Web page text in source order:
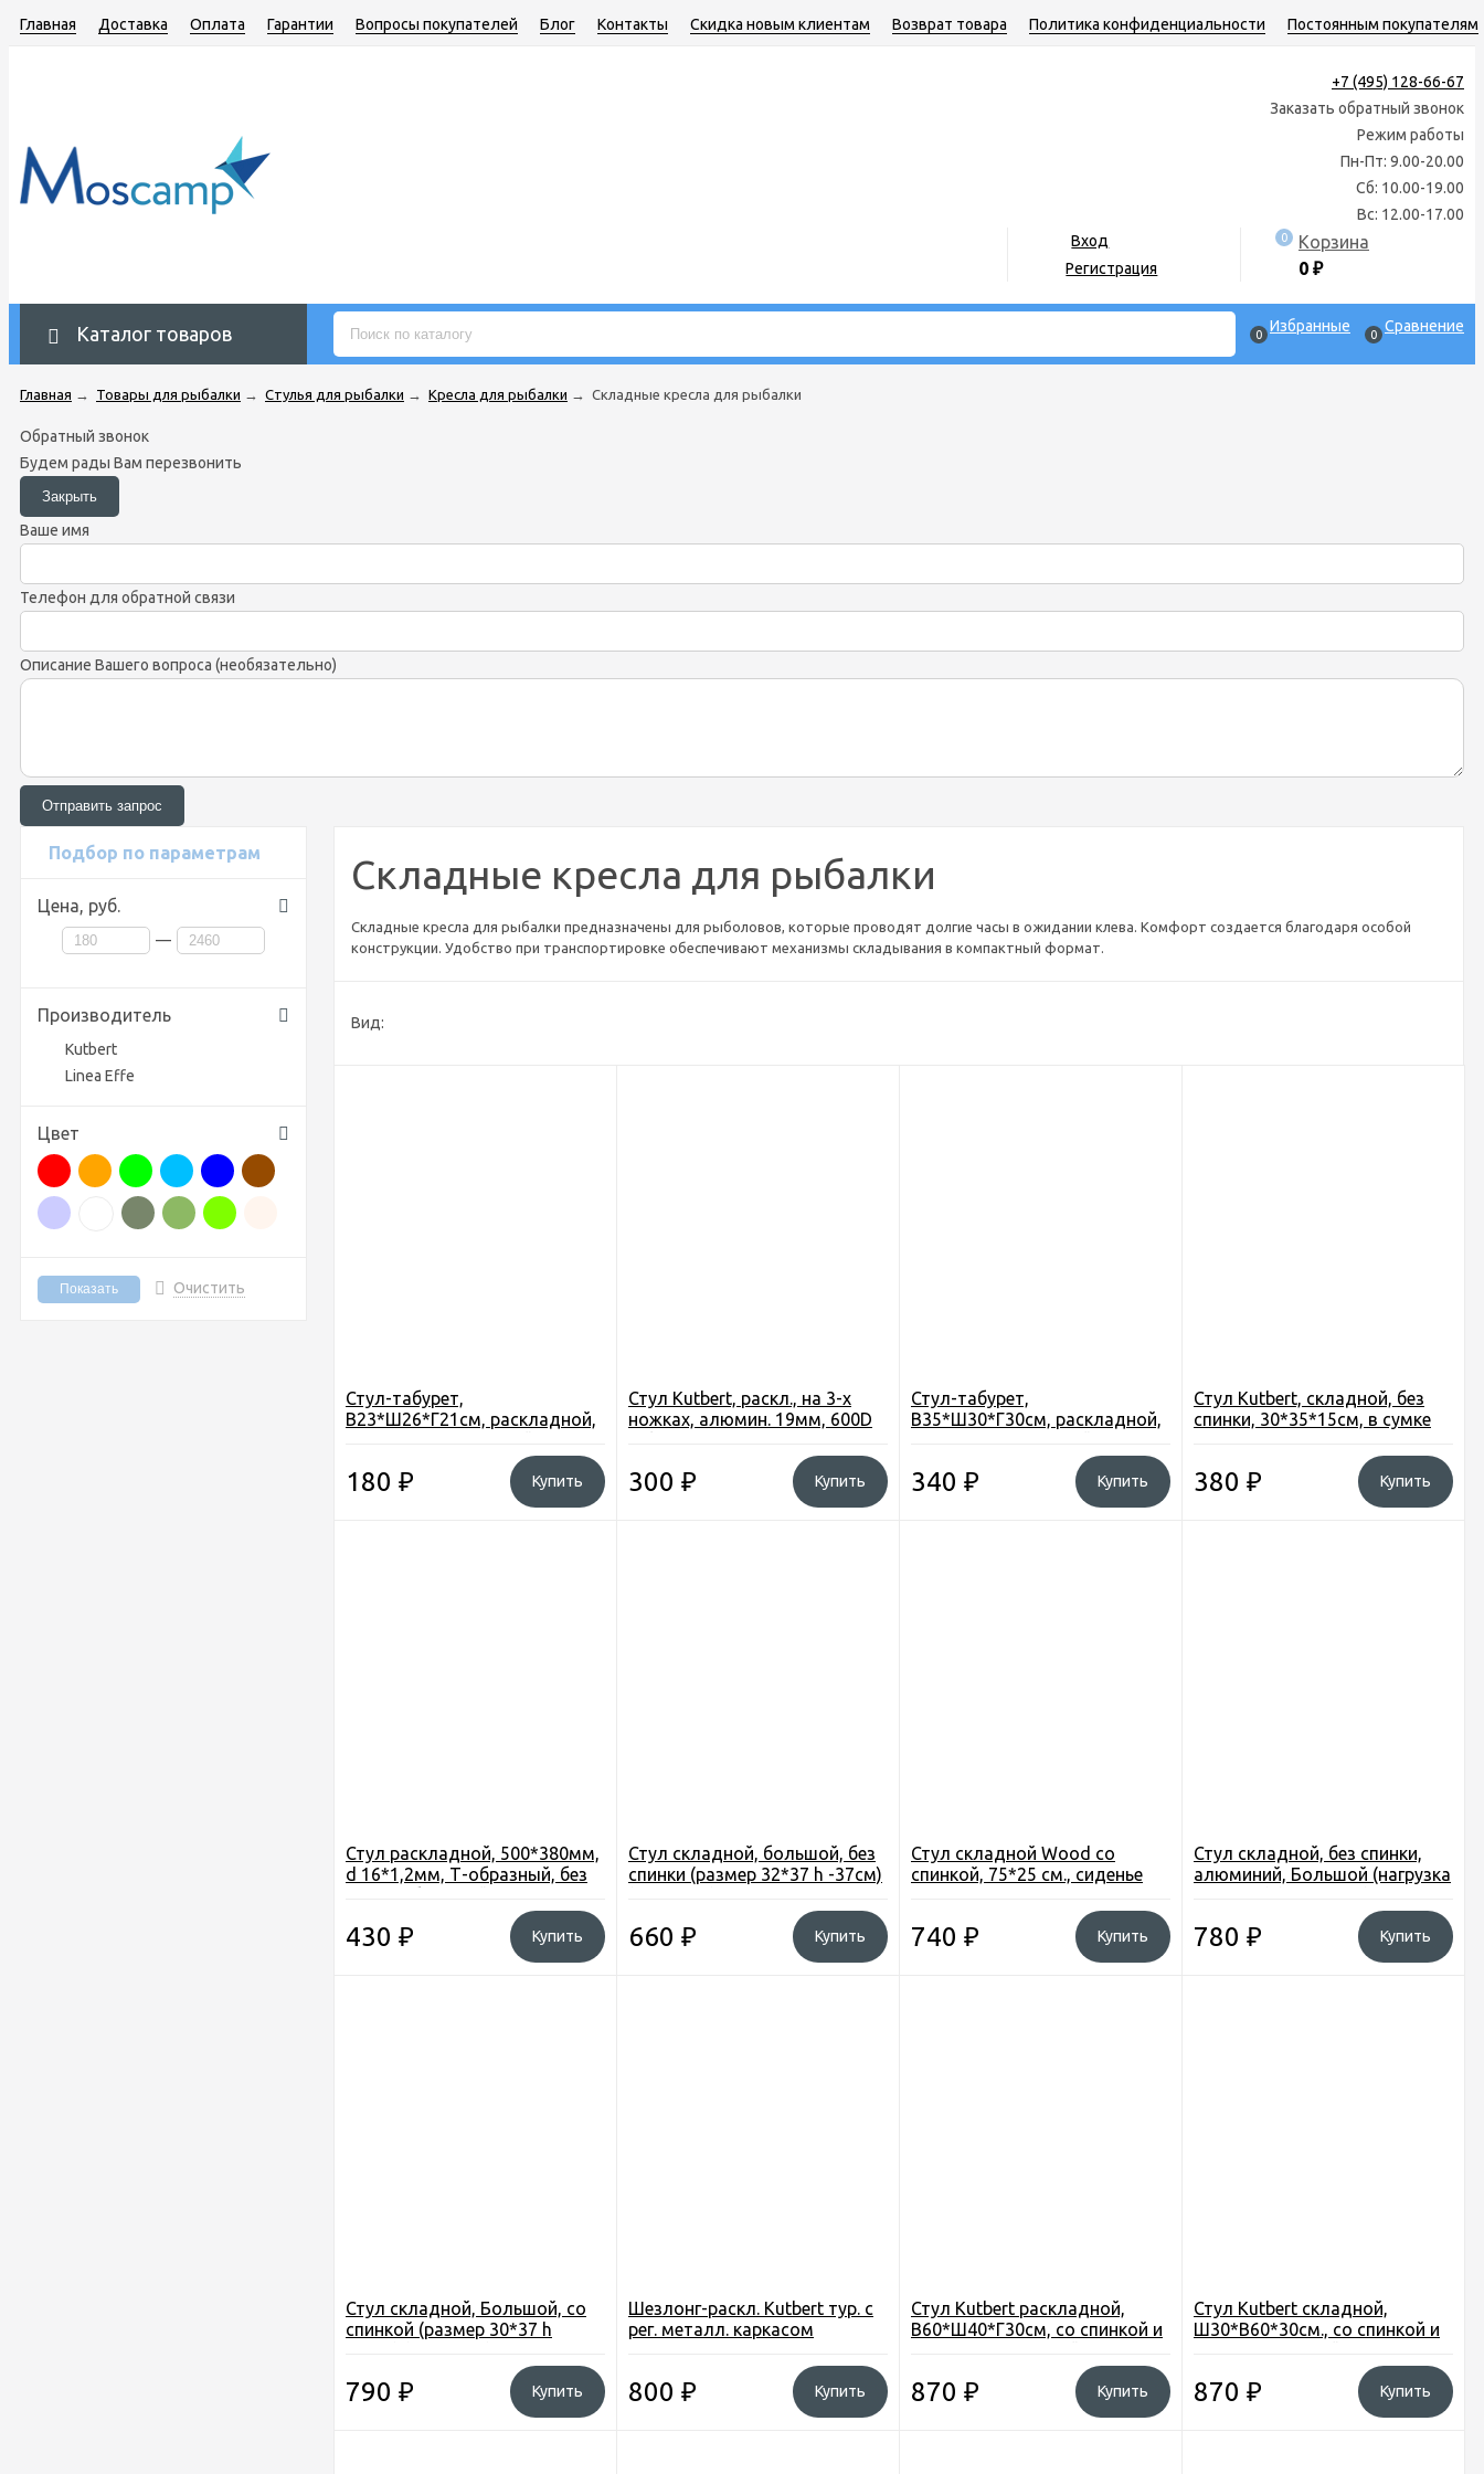
Главная Доставка Оплата Гарантии Вопросы покупателей Блог Контакты Скидка новым клиентам Возврат товара Политика конфиденциальности Постоянным покупателям
+7 (495) 128-66-67
Заказать обратный звонок
Режим работы
Пн-Пт: 9.00-20.00
Сб: 10.00-19.00
Вс: 12.00-17.00
Вход
Регистрация
0
Корзина
0 ₽
Каталог товаров 0 Избранные 0 Сравнение
Главная → Товары для рыбалки → Стулья для рыбалки → Кресла для рыбалки → Складные кресла для рыбалки
Обратный звонок
Будем рады Вам перезвонить
Ваше имя
Телефон для обратной связи
Описание Вашего вопроса (необязательно)
Подбор по параметрам
Цена, руб.
—
Производитель
Kutbert
Linea Effe
Цвет
Очистить
Складные кресла для рыбалки
Складные кресла для рыбалки предназначены для рыболовов, которые проводят долгие часы в ожидании клева. Комфорт создается благодаря особой
конструкции. Удобство при транспортировке обеспечивают механизмы складывания в компактный формат.
Вид:
Стул-табурет,
В23*Ш26*Г21см, раскладной,
оранжевый-красный
180 ₽ Купить
Стул Kutbert, раскл., на 3-х
ножках, алюмин. 19мм, 600D
300 ₽ Купить
Стул-табурет,
В35*Ш30*Г30см, раскладной,
340 ₽ Купить
Стул Kutbert, складной, без
спинки, 30*35*15см, в сумке
380 ₽ Купить
Стул раскладной, 500*380мм,
d 16*1,2мм, Т-образный, без
430 ₽ Купить
Стул складной, большой, без
спинки (размер 32*37 h -37см)
660 ₽ Купить
Стул складной Wood со
спинкой, 75*25 см., сиденье
740 ₽ Купить
Стул складной, без спинки,
алюминий, Большой (нагрузка
780 ₽ Купить
Стул складной, Большой, со
спинкой (размер 30*37 h
790 ₽ Купить
Шезлонг-раскл. Kutbert тур. с
рег. металл. каркасом
800 ₽ Купить
Стул Kutbert раскладной,
В60*Ш40*Г30см, со спинкой и
870 ₽ Купить
Стул Kutbert складной,
Ш30*В60*30см., со спинкой и
870 ₽ Купить